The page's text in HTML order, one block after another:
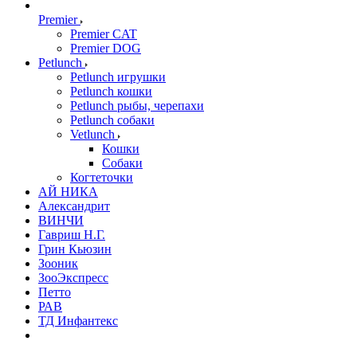
Premier
Premier CAT
Premier DOG
Petlunch
Petlunch игрушки
Petlunch кошки
Petlunch рыбы, черепахи
Petlunch собаки
Vetlunch
Кошки
Собаки
Когтеточки
АЙ НИКА
Александрит
ВИНЧИ
Гавриш Н.Г.
Грин Кьюзин
Зооник
ЗооЭкспресс
Петто
РАВ
ТД Инфантекс